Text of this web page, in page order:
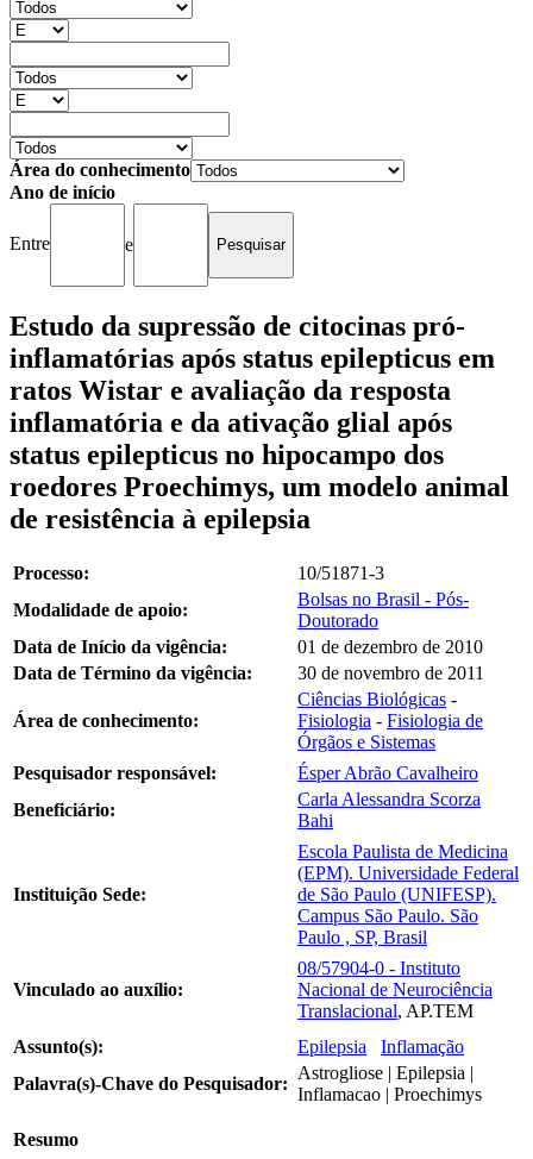
Área do conhecimento
Ano de início
Entre e
Estudo da supressão de citocinas pró-
inflamatórias após status epilepticus em
ratos Wistar e avaliação da resposta
inflamatória e da ativação glial após
status epilepticus no hipocampo dos
roedores Proechimys, um modelo animal
de resistência à epilepsia
Processo:
10/51871-3
Modalidade de apoio:
Bolsas no Brasil - Pós-
Doutorado
Data de Início da vigência:
01 de dezembro de 2010
Data de Término da vigência:
30 de novembro de 2011
Área de conhecimento:
Ciências Biológicas -
Fisiologia - Fisiologia de
Órgãos e Sistemas
Pesquisador responsável:
Ésper Abrão Cavalheiro
Beneficiário:
Carla Alessandra Scorza
Bahi
Instituição Sede:
Escola Paulista de Medicina
(EPM). Universidade Federal
de São Paulo (UNIFESP).
Campus São Paulo. São
Paulo , SP, Brasil
Vinculado ao auxílio:
08/57904-0 - Instituto
Nacional de Neurociência
Translacional, AP.TEM
Assunto(s):
Epilepsia
Inflamação
Palavra(s)-Chave do Pesquisador:
Astrogliose | Epilepsia |
Inflamacao | Proechimys
Resumo